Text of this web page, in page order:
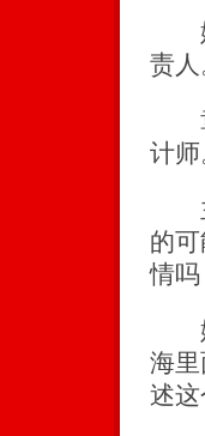
姚
责人
章
计师
主
的
情吗
姚
海
述